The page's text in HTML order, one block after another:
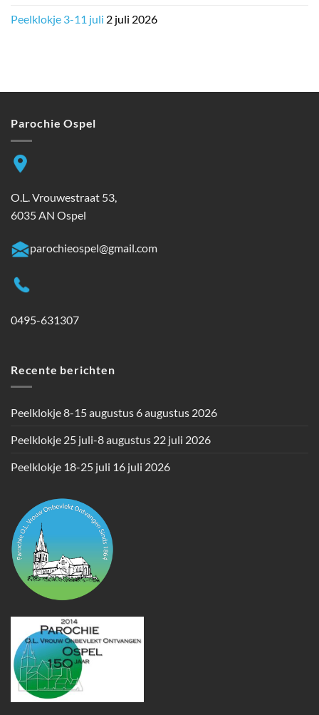
Peelklokje 3-11 juli 2 juli 2026
Parochie Ospel
O.L. Vrouwestraat 53,
6035 AN Ospel
parochieospel@gmail.com
0495-631307
Recente berichten
Peelklokje 8-15 augustus 6 augustus 2026
Peelklokje 25 juli-8 augustus 22 juli 2026
Peelklokje 18-25 juli 16 juli 2026